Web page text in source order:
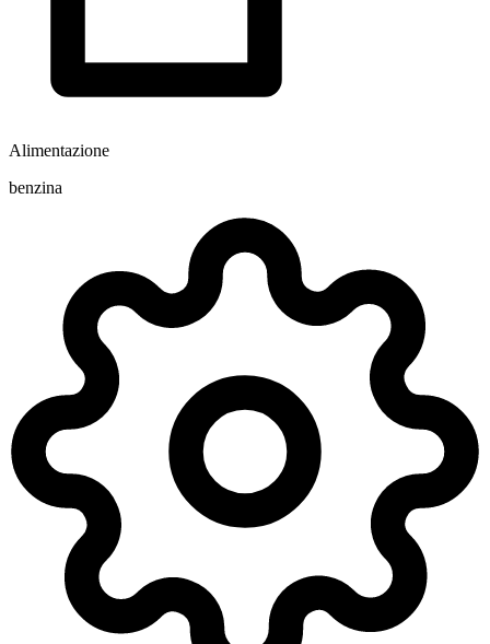
Alimentazione
benzina